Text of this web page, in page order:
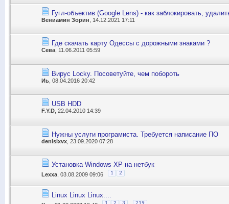
Гугл-объектив (Google Lens) - как заблокировать,
Вениамин Зорин , 14.12.2021 17:11
Где скачать карту Одессы с дорожными знаками ?
Сева , 11.06.2011 05:59
Вирус Locky. Посоветуйте, чем побороть
Иь , 08.04.2016 20:42
USB HDD
F.Y.D , 22.04.2010 14:39
Нужны услуги програмиста. Требуется написание ПО
denisixvx , 23.09.2020 07:28
Установка Windows XP на нетбук
Lexxa , 03.08.2009 09:06 1 2
Linux Linux Linux....